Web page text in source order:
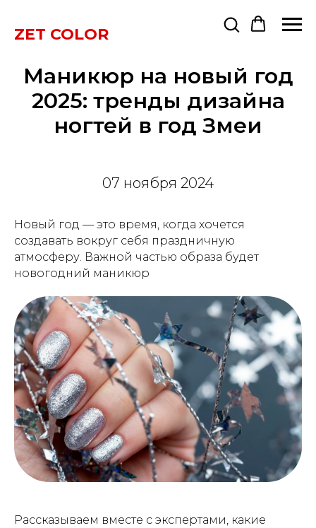
ZET COLOR
Маникюр на новый год
2025: тренды дизайна
ногтей в год Змеи
07 ноября 2024
Новый год — это время, когда хочется
создавать вокруг себя праздничную
атмосферу. Важной частью образа будет
новогодний маникюр
Рассказываем вместе с экспертами, какие